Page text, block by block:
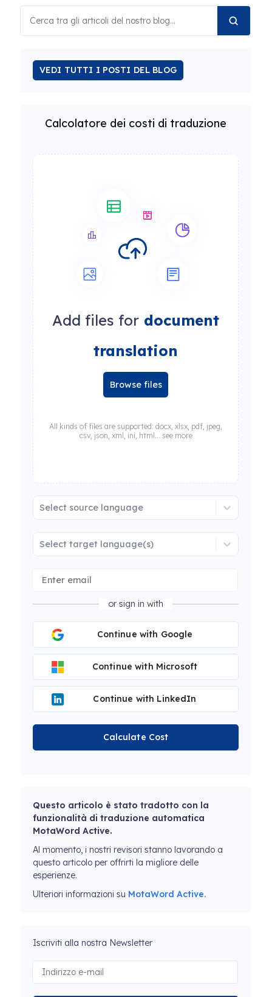
VEDI TUTTI I POSTI DEL BLOG
Calcolatore dei costi di traduzione
Add files for document
translation
Browse files
All kinds of files are supported: docx, xlsx, pdf, jpeg,
csv, json, xml, ini, html... see more
Select source language
Select target language(s)
or sign in with
Continue with Google
Continue with Microsoft
Continue with LinkedIn
Calculate Cost
Questo articolo è stato tradotto con la
funzionalità di traduzione automatica
MotaWord Active.
Al momento, i nostri revisori stanno lavorando a
questo articolo per offrirti la migliore delle
esperienze.
Ulteriori informazioni su MotaWord Active.
Iscriviti alla nostra Newsletter